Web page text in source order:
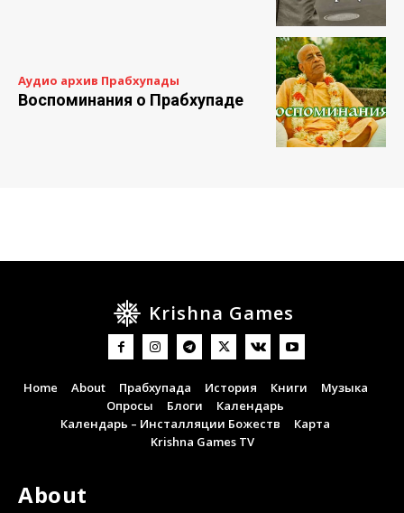
Аудио архив Прабхупады
Воспоминания о Прабхупаде
Krishna Games
Home About Прабхупада История Книги
Музыка
Опросы
Блоги
Календарь
Календарь – Инсталляции Божеств
Карта
Krishna Games TV
About